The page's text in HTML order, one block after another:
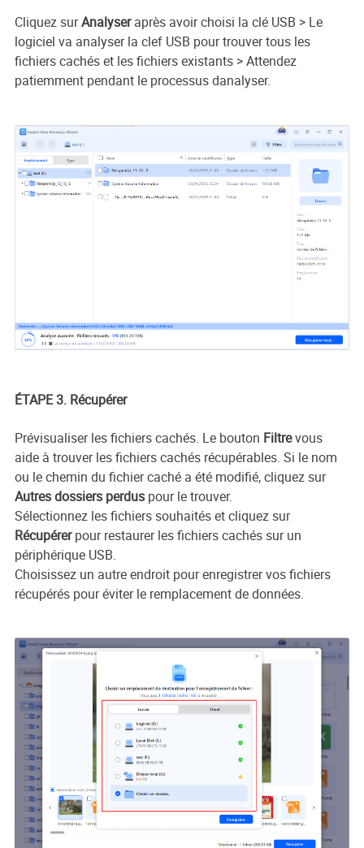
Cliquez surAnalyseraprès avoir choisi la clé USB > Le
logiciel va analyser la clef USB pour trouver tous les
fichiers cachés et les fichiers existants > Attendez
patiemment pendant le processus danalyser.
ÉTAPE 3. Récupérer
Prévisualiser les fichiers cachés. Le bouton Filtrevous
aide à trouver les fichiers cachés récupérables. Si le nom
ou le chemin du fichier caché a été modifié, cliquez sur
Autres dossiers perdus pour le trouver.
Sélectionnez les fichiers souhaités et cliquez sur
Récupérerpour restaurer les fichiers cachés sur un
périphérique USB.
Choisissez un autre endroit pour enregistrer vos fichiers
récupérés pour éviter le remplacement de données.